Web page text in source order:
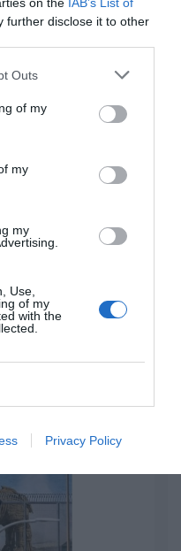
further disclose it to other
Outs
of my
my
my
Use,
of my
with the
Privacy Policy
del miércoles en
récord
Señora de África:
norte: la
mala